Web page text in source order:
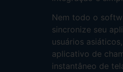
Nem todo o
sincronize seu
usuários
aplicativo de
instantâneo de